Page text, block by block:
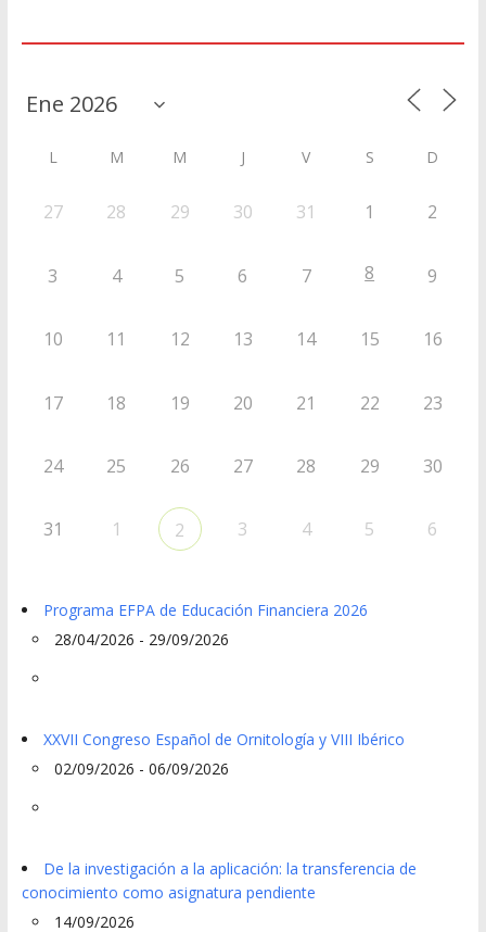
L M M J V S D
27 28 29 30 31 1 2
3 4 5 6 7 8 9
10 11 12 13 14 15 16
17 18 19 20 21 22 23
24 25 26 27 28 29 30
31 1 2 3 4 5 6
Programa EFPA de Educación Financiera 2026
28/04/2026 - 29/09/2026
XXVII Congreso Español de Ornitología y VIII Ibérico
02/09/2026 - 06/09/2026
De la investigación a la aplicación: la transferencia de
conocimiento como asignatura pendiente
14/09/2026